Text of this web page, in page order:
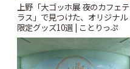
上野「大ゴッホ展 夜のカフェテ
ラス」で見つけた、オリジナル
限定グッズ10選 | ことりっぷ